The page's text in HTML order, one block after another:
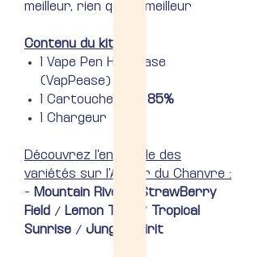
meilleur, rien que le meilleur
Contenu du kit :
1 Vape Pen Happease
(VapPease)
1 Cartouche
CBD 85%
1 Chargeur
Découvrez l'ensemble des
variétés sur l'Atelier du Chanvre :
- Mountain River
StrawBerry
Field / Lemon Tree /
Tropical
Sunrise / Jungle Spirit